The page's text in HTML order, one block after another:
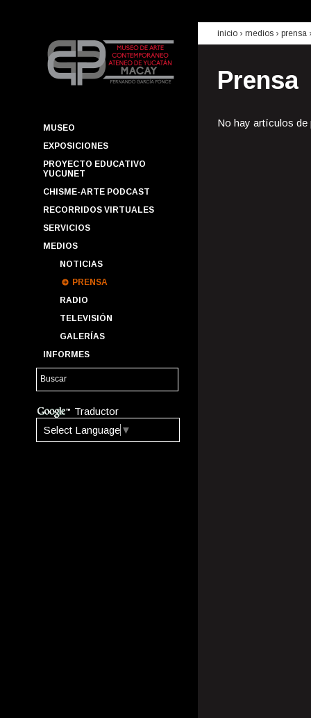
MUSEO
EXPOSICIONES
PROYECTO EDUCATIVO
YUCUNET
CHISME-ARTE PODCAST
RECORRIDOS VIRTUALES
SERVICIOS
MEDIOS
NOTICIAS
PRENSA
RADIO
TELEVISIÓN
GALERÍAS
INFORMES
Traductor
Select Language ▼
inicio › medios › prensa
Prensa
No hay artículos de